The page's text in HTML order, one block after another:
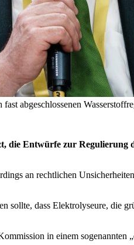
abgeschlossenen
die Entwürfe zur Regulierung
an rechtlichen
sollte, dass Elektrolyseure, die
in einem sogenannten